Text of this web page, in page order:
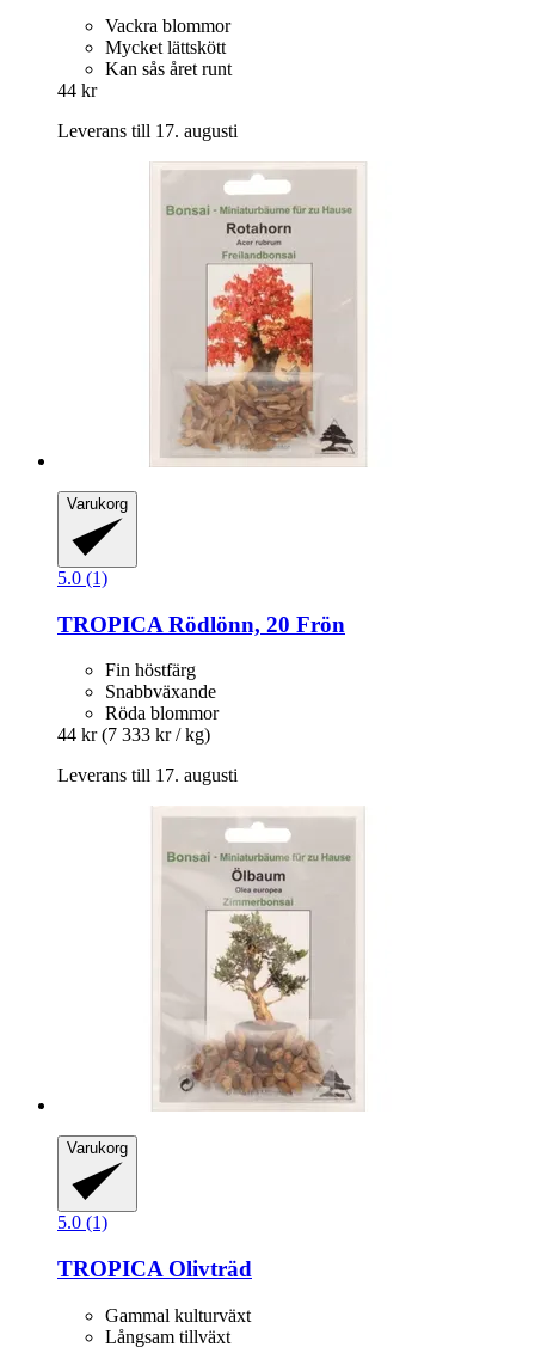
Vackra blommor
Mycket lättskött
Kan sås året runt
44 kr
Leverans till 17. augusti
Varukorg
5.0 (1)
TROPICA Rödlönn, 20 Frön
Fin höstfärg
Snabbväxande
Röda blommor
44 kr (7 333 kr / kg)
Leverans till 17. augusti
Varukorg
5.0 (1)
TROPICA Olivträd
Gammal kulturväxt
Långsam tillväxt